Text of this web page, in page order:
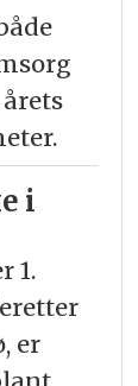
i
1.
er